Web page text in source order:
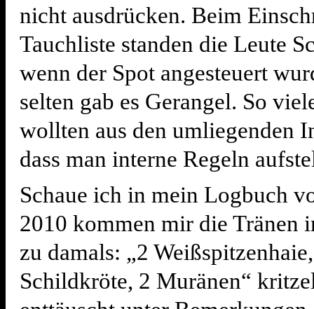
nicht ausdrücken. Beim
Tauchliste standen die Leute
wenn der Spot angesteuert
selten gab es Gerangel. So
wollten aus den umliegenden
dass man interne Regeln
Schaue ich in mein Logbuch
2010 kommen mir die Tränen
zu damals: „2
Schildkröte, 2 Muränen“